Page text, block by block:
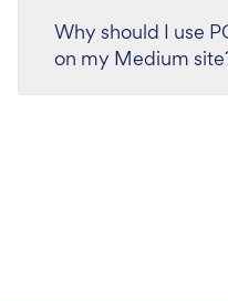
Why should I use
on my Medium